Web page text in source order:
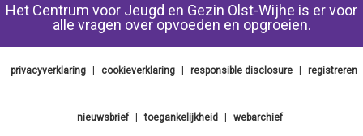
Het Centrum voor Jeugd en Gezin Olst-Wijhe is er voor
alle vragen over opvoeden en opgroeien.
privacyverklaring | cookieverklaring | responsible disclosure | registreren
nieuwsbrief | toegankelijkheid | webarchief